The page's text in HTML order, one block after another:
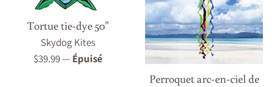
Tortue tie-dye 50"
Skydog Kites
Prix
$39.99— Épuisé
Perroquet arc-en-ciel de